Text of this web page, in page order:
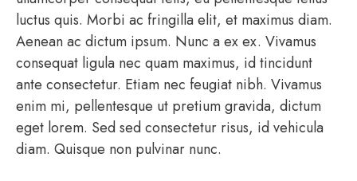
luctus quis. Morbi ac fringilla elit, et maximus diam.
Aenean ac dictum ipsum. Nunc a ex ex. Vivamus
consequat ligula nec quam maximus, id tincidunt
ante consectetur. Etiam nec feugiat nibh. Vivamus
enim mi, pellentesque ut pretium gravida, dictum
eget lorem. Sed sed consectetur risus, id vehicula
diam. Quisque non pulvinar nunc.